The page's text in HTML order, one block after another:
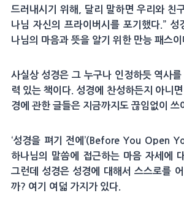
드러내시기 위해, 달리 말하면 우리와 친
나님 자신의 프라이버시를 포기했다.” 성
나님의 마음과 뜻을 알기 위한 만능 패스이
사실상 성경은 그 누구나 인정하듯 역사
력 있는 책이다. 성경에 찬성하든지 아니
경에 관한 글들은 지금까지도 끊임없이 쓰
‘성경을 펴기 전에’(Before You Open
하나님의 말씀에 접근하는 마음 자세에
그런데 성경은 성경에 대해서 스스로를
까? 여기 여덟 가지가 있다.